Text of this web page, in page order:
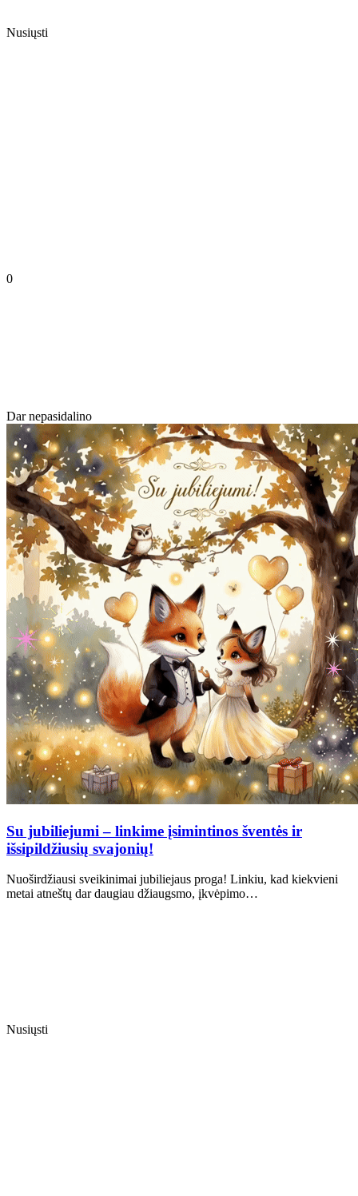
Nusiųsti
0
Dar nepasidalino
Su jubiliejumi – linkime įsimintinos šventės ir
išsipildžiusių svajonių!
Nuoširdžiausi sveikinimai jubiliejaus proga! Linkiu, kad kiekvieni
metai atneštų dar daugiau džiaugsmo, įkvėpimo…
Nusiųsti